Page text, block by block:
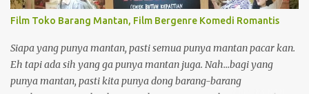
bersedekah juga banyak manfaatnya. Ketika melihat orang yang
membutuhkan, umat Islam diwajibkan untuk bersedekah dan
meringankan beban mereka. Hal ini didasarkan tenggang rasa ke
sesama umat dan juga kemanusiaan. Sedekah juga menjadi salah
satu ibadah yang memiliki pahala besar. Di tengah ...
Film Toko Barang Mantan, Film Bergenre Komedi Romantis
Siapa yang punya mantan, pasti semua punya mantan pacar kan.
Eh tapi ada sih yang ga punya mantan juga. Nah...bagi yang
punya mantan, pasti kita punya dong barang-barang